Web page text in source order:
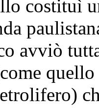
costituì
avviò